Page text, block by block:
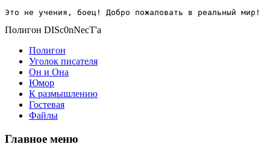
Это не учения, боец! Добро пожаловать в реальный мир!
Полигон DISc0nNecT'a
Полигон
Уголок писателя
Он и Она
Юмор
К размышлению
Гостевая
Файлы
Главное меню